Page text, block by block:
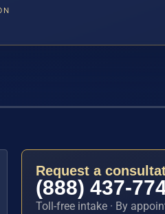
Request a
(888) 437-
Toll-free intake · By